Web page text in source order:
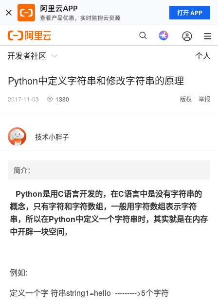
打开 APP
开发者社区 个人
Python中定义字符串和修改字符串的原理
2017-11-03 1380 版权 举报
技术小胖子
简介：
Python是用C语言开发的，在C语言中是没有字符串的
概念，只有字符和字符数组，一般用字符数组表示字符
串，所以在Python中定义一个字符串时，其实就是在内存
中开辟一块空间，
例如:
定义一个字 符串string1=hello --------->5个字符